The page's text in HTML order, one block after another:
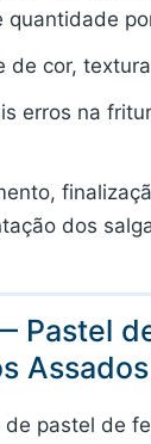
quantidade
de cor,
erros na
dos
Pastel
Assados
de pastel de